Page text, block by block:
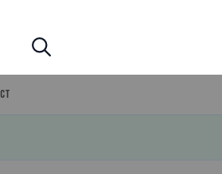
Rechercher